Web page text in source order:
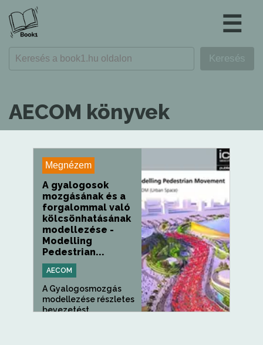
☰
AECOM könyvek
Megnézem
A gyalogosok
mozgásának és a
forgalommal való
kölcsönhatásának
modellezése -
Modelling
Pedestrian...
AECOM
A Gyalogosmozgás
modellezése részletes
bevezetést...